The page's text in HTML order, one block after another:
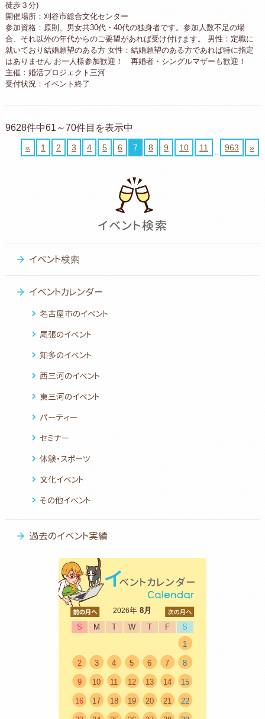
徒歩３分)
開催場所：刈谷市総合文化センター
参加資格：原則、男女共30代・40代の独身者です。参加人数不足の場
合、それ以外の年代からのご要望があれば受け付けます。 男性：定職に
就いており結婚願望のある方 女性：結婚願望のある方であれば特に指定
はありません お一人様参加歓迎！ 再婚者・シングルマザーも歓迎！
主催：婚活プロジェクト三河
受付状況：イベント終了
9628件中61～70件目を表示中
« 1 2 3 4 5 6 7 8 9 10 11 963 »
イベント検索
イベントカレンダー
名古屋市のイベント
尾張のイベント
知多のイベント
西三河のイベント
東三河のイベント
パーティー
セミナー
体験・スポーツ
文化イベント
その他イベント
過去のイベント実績
2026年8月
S
M T W T F
S
1
2 3 4 5 6 7 8
9 10 11 12 13 14 15
16 17 18 19 20 21 22